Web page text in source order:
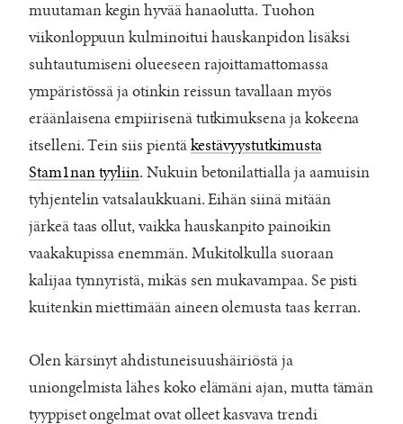
muutaman kegin hyvää hanaolutta. Tuohon
viikonloppuun kulminoitui hauskanpidon lisäksi
suhtautumiseni olueeseen rajoittamattomassa
ympäristössä ja otinkin reissun tavallaan myös
eräänlaisena empiirisenä tutkimuksena ja kokeena
itselleni. Tein siis pientä kestävyystutkimusta
Stam1nan tyyliin. Nukuin betonilattialla ja aamuisin
tyhjentelin vatsalaukkuani. Eihän siinä mitään
järkeä taas ollut, vaikka hauskanpito painoikin
vaakakupissa enemmän. Mukitolkulla suoraan
kalijaa tynnyristä, mikäs sen mukavampaa. Se pisti
kuitenkin miettimään aineen olemusta taas kerran.
Olen kärsinyt ahdistuneisuushäiriöstä ja
uniongelmista lähes koko elämäni ajan, mutta tämän
tyyppiset ongelmat ovat olleet kasvava trendi